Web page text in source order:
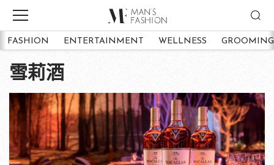
FASHION ENTERTAINMENT WELLNESS GROOMING
雪莉酒